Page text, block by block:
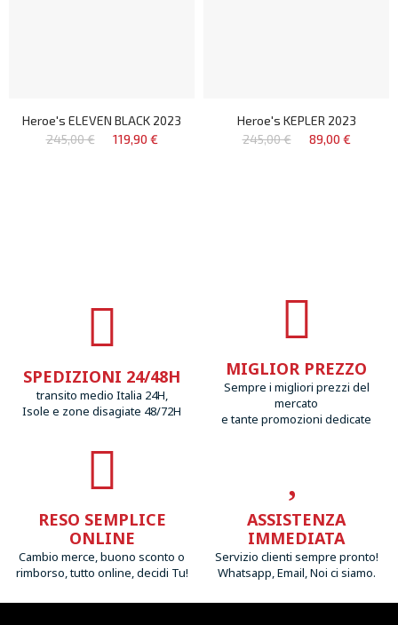
Heroe's ELEVEN BLACK 2023
245,00 €
119,90 €
Heroe's KEPLER 2023
245,00 €
89,00 €
SPEDIZIONI 24/48H
transito medio Italia 24H,
Isole e zone disagiate 48/72H
MIGLIOR PREZZO
Sempre i migliori prezzi del
mercato
e tante promozioni dedicate
RESO SEMPLICE
ONLINE
Cambio merce, buono sconto o
rimborso, tutto online, decidi Tu!
ASSISTENZA
IMMEDIATA
Servizio clienti sempre pronto!
Whatsapp, Email, Noi ci siamo.